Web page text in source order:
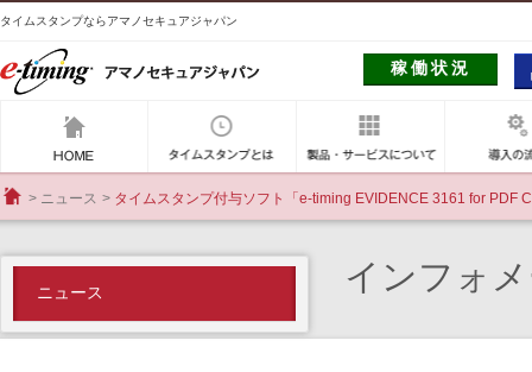
タイムスタンプならアマノセキュアジャパン
稼働状況
製品・サ
ニュース タイムスタンプ付与ソフト「e-timing EVIDENCE 3161 for PDF
インフォ
ニュース